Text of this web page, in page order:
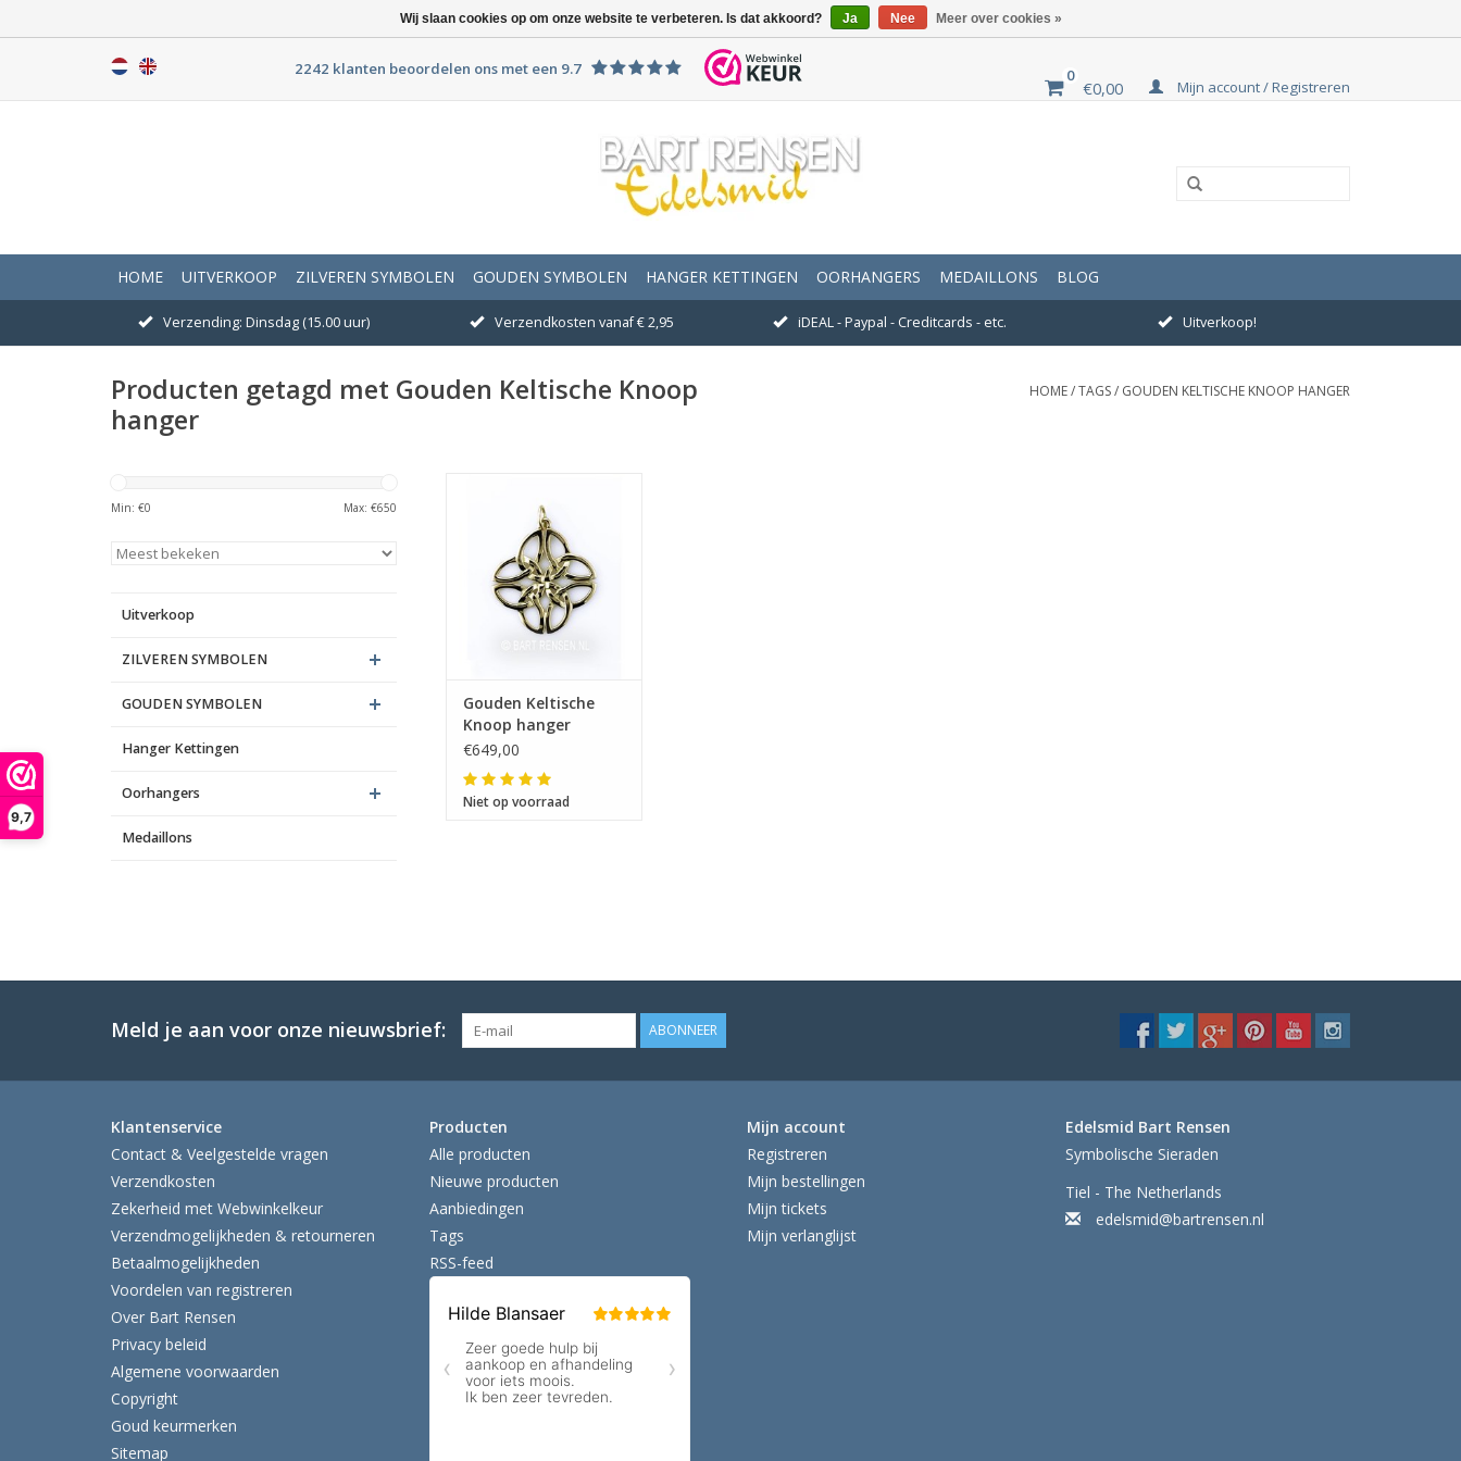
9,7
2242 klanten beoordelen ons met een 9.7 0
€0,00 Mijn account / Registreren
HOME UITVERKOOP ZILVEREN SYMBOLEN GOUDEN SYMBOLEN HANGER KETTINGEN OORHANGERS MEDAILLONS BLOG
Verzending: Dinsdag (15.00 uur) Verzendkosten vanaf € 2,95 iDEAL - Paypal - Creditcards - etc. Uitverkoop!
Producten getagd met Gouden Keltische Knoop
hanger
HOME/TAGS/ GOUDEN KELTISCHE KNOOP HANGER
Min: €0 Max: €650
Uitverkoop
ZILVEREN SYMBOLEN
GOUDEN SYMBOLEN
Hanger Kettingen
Oorhangers
Medaillons
Afmeting 30 x 27 mm
Gouden Keltische
Knoop hanger
€649,00
Niet op voorraad
Meld je aan voor onze nieuwsbrief: ABONNEER
Klantenservice
Contact & Veelgestelde vragen
Verzendkosten
Zekerheid met Webwinkelkeur
Verzendmogelijkheden & retourneren
Betaalmogelijkheden
Voordelen van registreren
Over Bart Rensen
Privacy beleid
Algemene voorwaarden
Copyright
Goud keurmerken
Sitemap
Producten
Alle producten
Nieuwe producten
Aanbiedingen
Tags
RSS-feed
Mijn account
Registreren
Mijn bestellingen
Mijn tickets
Mijn verlanglijst
Edelsmid Bart Rensen
Symbolische Sieraden
Tiel - The Netherlands
edelsmid@bartrensen.nl
Wij slaan cookies op om onze website te verbeteren. Is dat akkoord? Ja Nee Meer over cookies »